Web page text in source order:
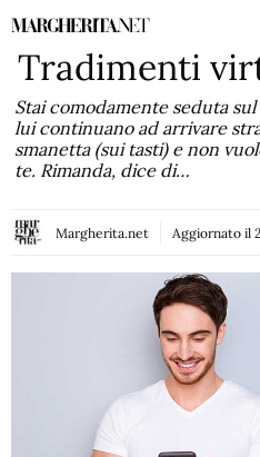
Vai
contenuto
Tradimenti
Stai comodamente seduta
lui continuano ad arrivare
smanetta (sui tasti) e non
te. Rimanda, dice di…
Margherita.net Aggiornato il